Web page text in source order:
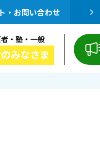
・お問い合わせ
・塾・一般
みなさま